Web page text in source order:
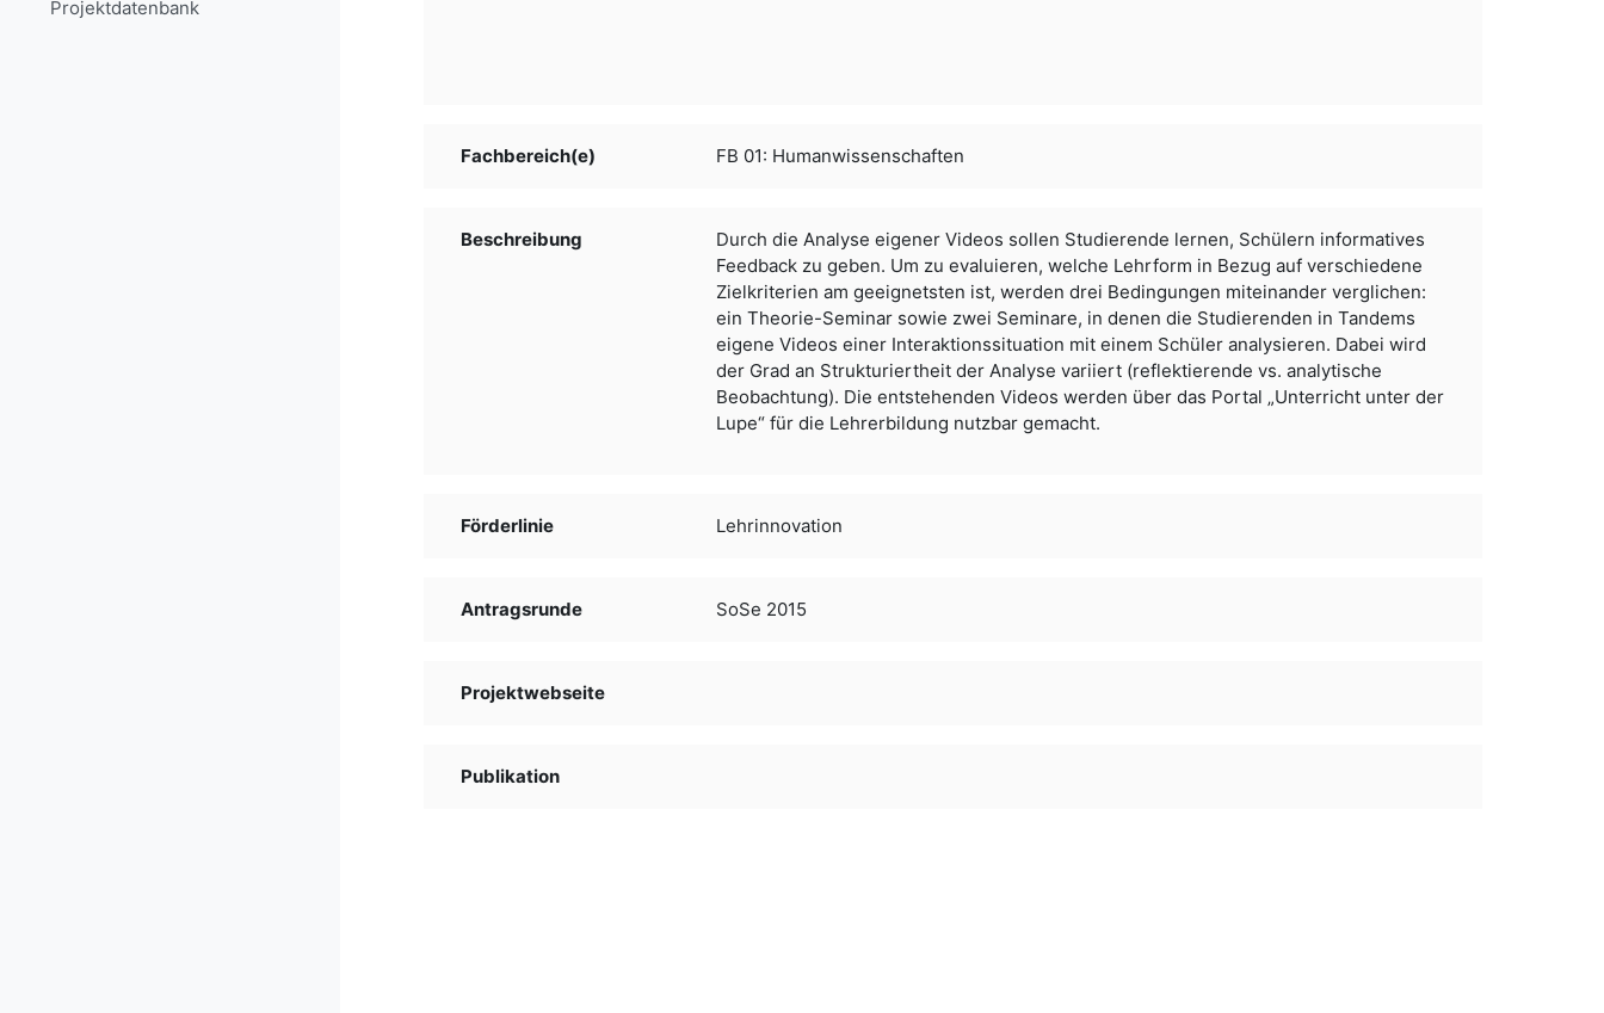
Projekt­daten­bank
Fachbereich(e) FB 01: Humanwissenschaften
Beschreibung
Durch die Analyse eigener Videos sollen Studierende lernen, Schülern informatives
Feedback zu geben. Um zu evaluieren, welche Lehrform in Bezug auf verschiedene
Zielkriterien am geeignetsten ist, werden drei Bedingungen miteinander verglichen:
ein Theorie-Seminar sowie zwei Seminare, in denen die Studierenden in Tandems
eigene Videos einer Interaktionssituation mit einem Schüler analysieren. Dabei wird
der Grad an Strukturiertheit der Analyse variiert (reflektierende vs. analytische
Beobachtung). Die entstehenden Videos werden über das Portal „Unterricht unter der
Lupe“ für die Lehrerbildung nutzbar gemacht.
Förderlinie Lehrinnovation
Antragsrunde SoSe 2015
Projektwebseite
Publikation